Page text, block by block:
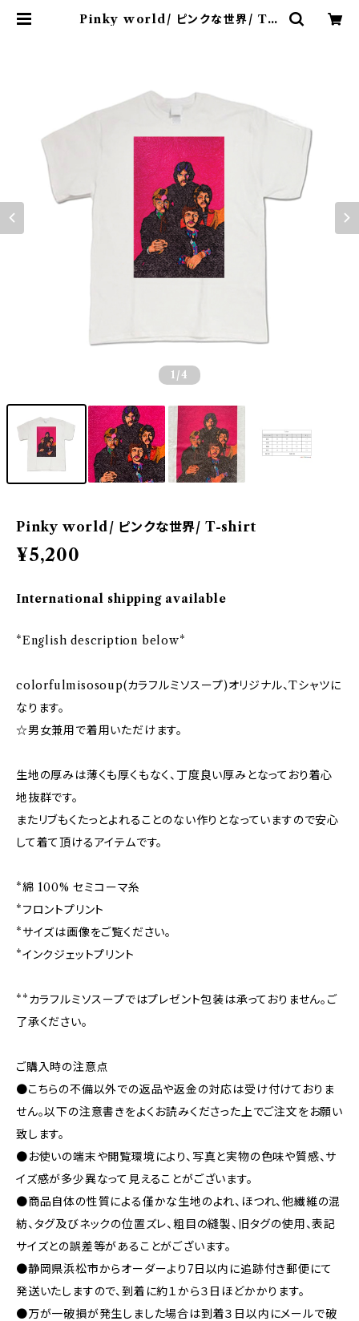
Pinky world/ ピンクな世界/ T-s
1 /4
Pinky world/ ピンクな世界/ T-shirt
¥5,200
International shipping available
*English description below*
colorfulmisosoup(カラフルミソスープ)オリジナル、Tシャツに
なります。
☆男女兼用で着用いただけます。
生地の厚みは薄くも厚くもなく、丁度良い厚みとなっており着心
地抜群です。
またリブもくたっとよれることのない作りとなっていますので安心
して着て頂けるアイテムです。
*綿 100% セミコーマ糸
*フロントプリント
*サイズは画像をご覧ください。
*インクジェットプリント
**カラフルミソスープではプレゼント包装は承っておりません。ご
了承ください。
ご購入時の注意点
●こちらの不備以外での返品や返金の対応は受け付けておりま
せん。以下の注意書きをよくお読みくださった上でご注文をお願い
致します。
●お使いの端末や閲覧環境により、写真と実物の色味や質感、サ
イズ感が多少異なって見えることがございます。
●商品自体の性質による僅かな生地のよれ、ほつれ、他繊維の混
紡、タグ及びネックの位置ズレ、粗目の縫製、旧タグの使用、表記
サイズとの誤差等があることがございます。
●静岡県浜松市からオーダーより7日以内に追跡付き郵便にて
発送いたしますので、到着に約１から３日ほどかかります。
●万が一破損が発生しました場合は到着３日以内にメールで破